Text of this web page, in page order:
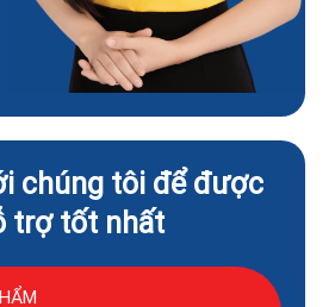
chúng tôi để được
trợ tốt nhất